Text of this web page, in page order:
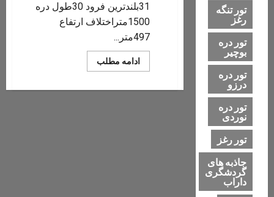
31بلندترین فرود 30طول دره
1500متراختلاف ارتفاع
497متر...
ادامه مطلب
more
تور تنگه
رغز
تور دره
بوچیر
تور دره
درزو
تور دره
نوردی
تور رغز
جاذبه های
گردشگری
داراب